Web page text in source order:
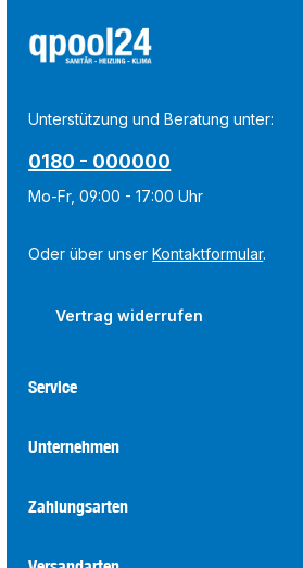
Unterstützung und Beratung unter:
0180 - 000000
Mo-Fr, 09:00 - 17:00 Uhr
Oder über unserKontaktformular.
Vertrag widerrufen
Service
Unternehmen
Zahlungsarten